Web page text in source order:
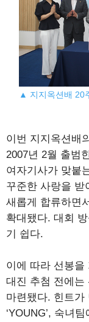
▲ 지지옥션배 20
이번 지지옥션배
2007년 2월 출범
여자기사가 맞붙
꾸준한 사랑을 받
새롭게 합류하면
확대됐다. 대회
기 쉽다.
이에 따라 선봉을
대진 추첨 전에는
마련됐다. 힌트가
‘YOUNG’, 숙녀